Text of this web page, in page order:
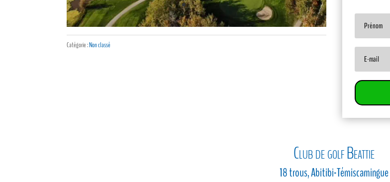
Catégorie :Non classé
Club de golf Beattie
18 trous, Abitibi-Témiscamingue